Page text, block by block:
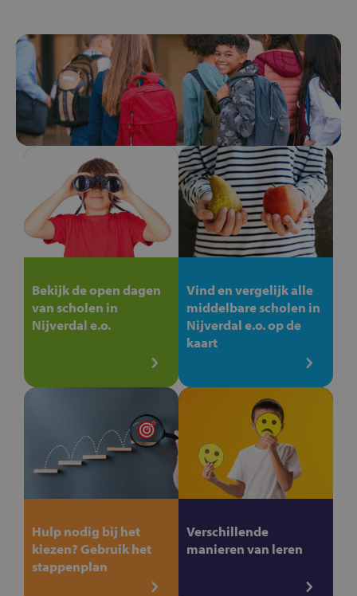
Bekijk de open dagen
van scholen in
Nijverdal e.o.
Vind en vergelijk alle
middelbare scholen in
Nijverdal e.o. op de
kaart
Hulp nodig bij het
kiezen? Gebruik het
stappenplan
Verschillende
manieren van leren